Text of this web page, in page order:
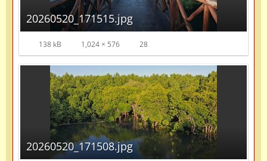
20260520_171515.jpg
138 kB 1,024 × 576 28
20260520_171508.jpg